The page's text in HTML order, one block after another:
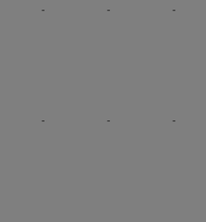
- - -
- - -